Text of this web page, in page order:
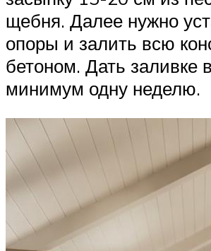
щебня. Далее нужно
опоры и залить всю
бетоном. Дать заливке
минимум одну неделю.